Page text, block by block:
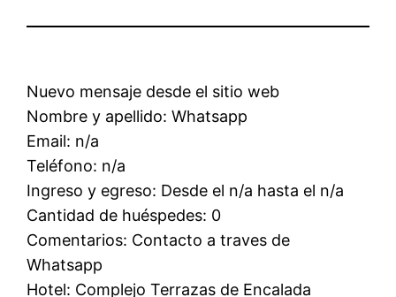
Nuevo mensaje desde el sitio web
Nombre y apellido: Whatsapp
Email: n/a
Teléfono: n/a
Ingreso y egreso: Desde el n/a hasta el n/a
Cantidad de huéspedes: 0
Comentarios: Contacto a traves de
Whatsapp
Hotel: Complejo Terrazas de Encalada